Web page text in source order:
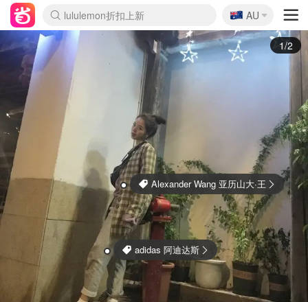
lululemon折扣上新
Sasa美妆护肤3.5折
SSENSE年中2.5折
FreshBeauty好价汇总
Cettire降价+叠9折
WWS Coles超市实拍
viagogo二手票捡漏
Myer折扣汇总
The Outnet奢牌1折起
David Jones 3折起
Flannels大牌1折
Perfumes Club护肤1折
AMIRO面罩$251
Amazon折扣汇总
eToro入金$200送$50
Amazon数码好物
ICONIC本周7.5折
ThedoubleF高奢地板价
Moose Knuckles 6折
EUFY摄像头$98
Selenichast首饰2折
Trip机票酒店促销
YSL送5件彩妆礼
Amazon家居好物
Amazon美妆护肤
雅漾大喷$8
过敏原检测盒$33
科颜氏高保湿面霜$29
SEALIFE海洋馆门票6折
丝塔芙大白罐$16
订阅Newsletter送香薰
Cult Beauty 6.8折
Harrods圣诞日历$525
LN-CC奢牌私促3折
d'Alba空姐喷雾$16
EVE LOM套装£56
Bernardelli独家4折
Adore Beauty 6折起
CT圣诞日历
Mytheresa奢品2.7折
Luxury Escapes 9折
Currentbody美容仪$881
MOON Garden Live
Roborock扫地机$649
Valentino官网5折
CR洗护套装$23
修丽可4件套$159
GANNI官网4.5折
Stylevana韩妆4折
Tessabit高奢8.5折
OGX洗发水$11
Amazon阿德莱德次日达
卡诗8.5折+赠礼
Philips Hue灯具8折
La Mer送8件礼值$529
🇦🇺
AU
2/2